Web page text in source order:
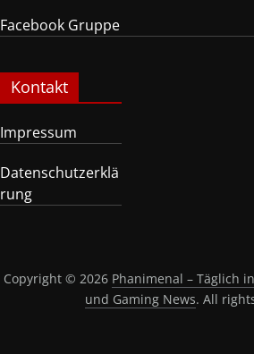
Facebook Gruppe
Kontakt
Impressum
Datenschutzerklä
rung
Copyright © 2026 Phanimenal – Täglich
und Gaming News. All